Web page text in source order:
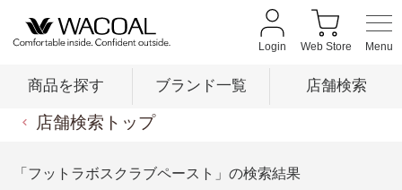
Login Web Store
商品を探す ブランド一覧 店舗検索
店舗検索トップ
「フットラボスクラブペースト」の検索結果